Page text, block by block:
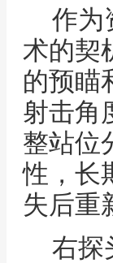
作为
术的契
的预瞄
射击角
整站位
性，长
失后重
右探